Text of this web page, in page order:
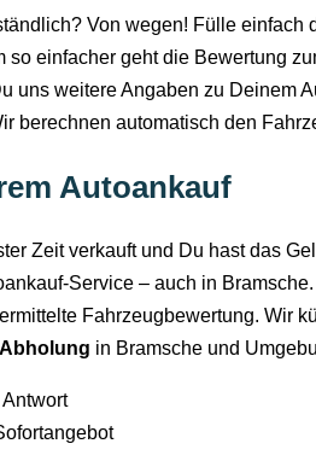
Von wegen! Fülle
so einfacher geht die Bewertung
uns weitere Angaben zu Deinem
berechnen automatisch den
Autoankauf
Zeit verkauft und Du hast das
Service – auch in
Fahrzeugbewertung. Wir
in Bramsche und